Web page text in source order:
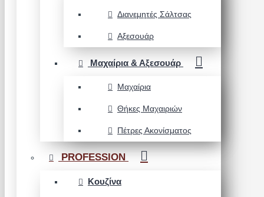
Διανεμητές Σάλτσας
Αξεσουάρ
Μαχαίρια & Αξεσουάρ
Μαχαίρια
Θήκες Μαχαιριών
Πέτρες Ακονίσματος
PROFESSION
Κουζίνα